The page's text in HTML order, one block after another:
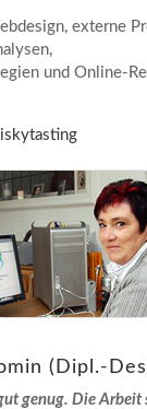
externe
und Online-
(Dipl.-
genug. Die Arbeit